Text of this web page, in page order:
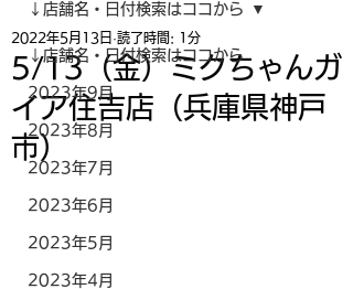
↓店舗名・日付検索はココから
2023年9月
2023年8月
2023年7月
2023年6月
2023年5月
2023年4月
↓店舗名・日付検索はココから
5/13（金）ミクちゃんガ
イア住吉店（兵庫県神戸
市）
2022年5月13日 読了時間: 1分